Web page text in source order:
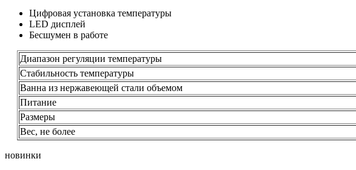
Цифровая установка температуры
LED дисплей
Бесшумен в работе
Диапазон регуляции температуры
Стабильность температуры
Ванна из нержавеющей стали объемом
Питание
Размеры
Вес, не более
новинки